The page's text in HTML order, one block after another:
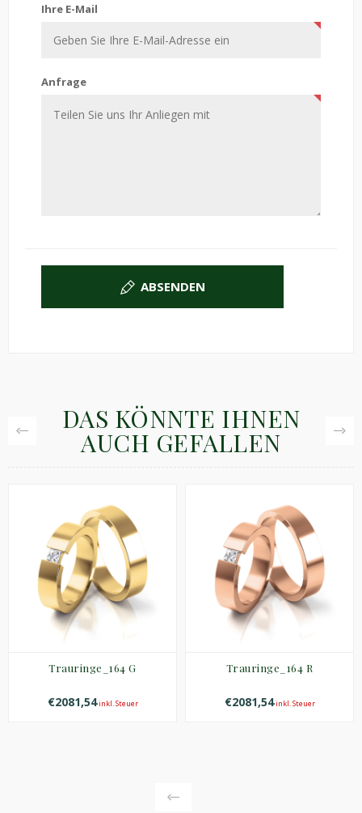
Ihre E-Mail
Anfrage
ABSENDEN
DAS KÖNNTE IHNEN
AUCH GEFALLEN
Trauringe_164 G
€2081,54inkl. Steuer
Trauringe_164 R
€2081,54inkl. Steuer